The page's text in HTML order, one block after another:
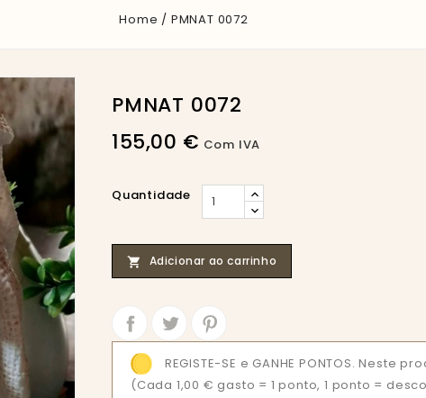
Home PMNAT 0072
PMNAT 0072
155,00 €
Com IVA
Quantidade
 Adicionar ao carrinho
REGISTE-SE e GANHE PONTOS. Neste
(Cada 1,00 € gasto = 1 ponto, 1 ponto =